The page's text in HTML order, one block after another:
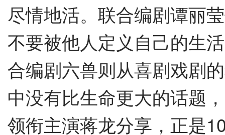
尽情地活。联合编剧谭丽
不要被他人定义自己的生
合编剧六兽则从喜剧戏剧
中没有比生命更大的话题
领衔主演蒋龙分享，正是